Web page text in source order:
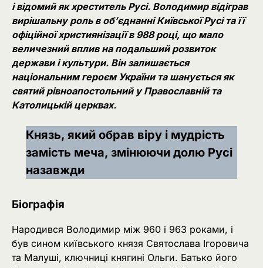
і відомий як хреститель Русі. Володимир відіграв
вирішальну роль в об’єднанні Київської Русі та її
офіційної християнізації в 988 році, що мало
величезний вплив на подальший розвиток
держави і культури. Він залишається
національним героєм України та шанується як
святий рівноапостольний у Православній та
Католицькій церквах.
Князь, який обрав віру і мудрість
замість меча, змінюючи долю Русі
назавжди
Біографія
Народився Володимир між 960 і 963 роками, і
був сином київського князя Святослава Ігоровича
та Малуші, ключниці княгині Ольги. Батько його